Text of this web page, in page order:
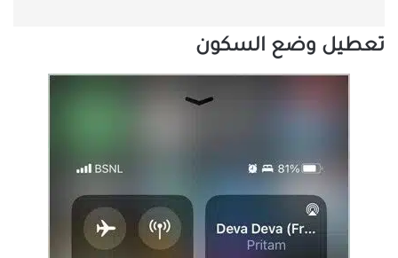
تعطيل وضع السكون